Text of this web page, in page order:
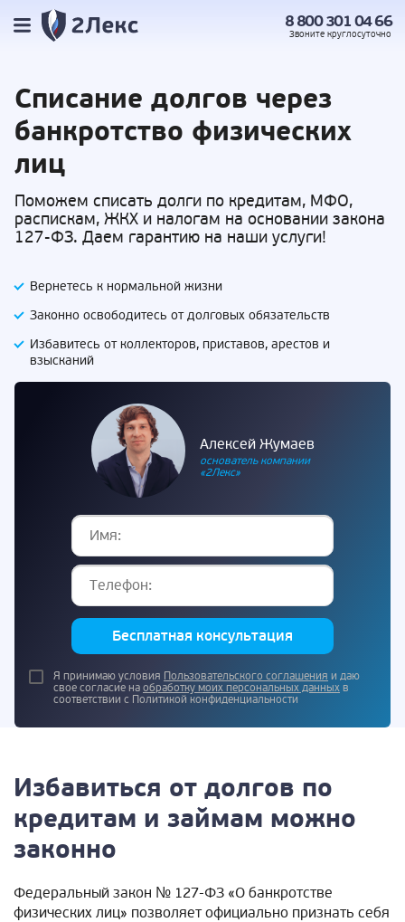
8 800 301 04 66
Звоните круглосуточно
Списание долгов через
банкротство физических
лиц
Поможем списать долги по кредитам, МФО,
распискам, ЖКХ и налогам на основании закона
127-ФЗ. Даем гарантию на наши услуги!
Вернетесь к нормальной жизни
Законно освободитесь от долговых обязательств
Избавитесь от коллекторов, приставов, арестов и
взысканий
Алексей Жумаев
основатель компании
«2Лекс»
Бесплатная консультация
Я принимаю условия Пользовательского соглашения и даю
свое согласие на обработку моих персональных данных в
соответствии с Политикой конфиденциальности
Избавиться от долгов по
кредитам и займам можно
законно
Федеральный закон № 127-ФЗ «О банкротстве
физических лиц» позволяет официально признать себя